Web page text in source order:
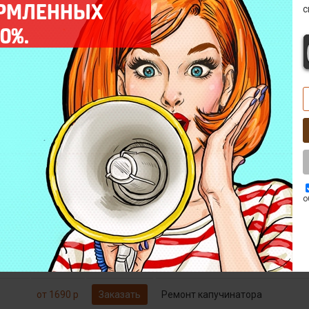
от 790 р Декофенация
Бесплатно* Заказать Диагностика
от 1790 р Заказать Замена микровыключателей
от 1490 р Заказать Замена тена
от 690 р Заказать Комплексная профилактика
от 1690 р Заказать Ремонт капучинатора